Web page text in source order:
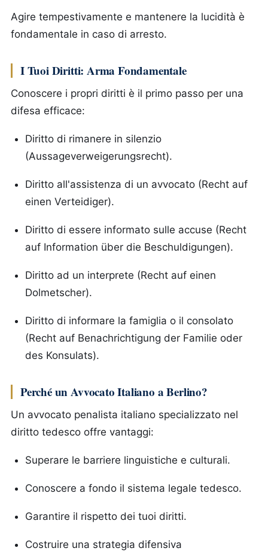
Agire tempestivamente e mantenere la lucidità è
fondamentale in caso di arresto.
I Tuoi Diritti: Arma Fondamentale
Conoscere i propri diritti è il primo passo per una
difesa efficace:
Diritto di rimanere in silenzio
(Aussageverweigerungsrecht).
Diritto all'assistenza di un avvocato (Recht auf
einen Verteidiger).
Diritto di essere informato sulle accuse (Recht
auf Information über die Beschuldigungen).
Diritto ad un interprete (Recht auf einen
Dolmetscher).
Diritto di informare la famiglia o il consolato
(Recht auf Benachrichtigung der Familie oder
des Konsulats).
Perché un Avvocato Italiano a Berlino?
Un avvocato penalista italiano specializzato nel
diritto tedesco offre vantaggi:
Superare le barriere linguistiche e culturali.
Conoscere a fondo il sistema legale tedesco.
Garantire il rispetto dei tuoi diritti.
Costruire una strategia difensiva